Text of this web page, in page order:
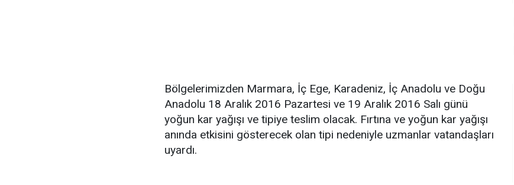
Bölgelerimizden Marmara, İç Ege, Karadeniz, İç Anadolu ve Doğu
Anadolu 18 Aralık 2016 Pazartesi ve 19 Aralık 2016 Salı günü
yoğun kar yağışı ve tipiye teslim olacak. Fırtına ve yoğun kar yağışı
anında etkisini gösterecek olan tipi nedeniyle uzmanlar vatandaşları
uyardı.